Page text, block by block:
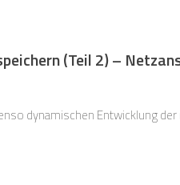
(Teil 2) –
dynamischen Entwicklung